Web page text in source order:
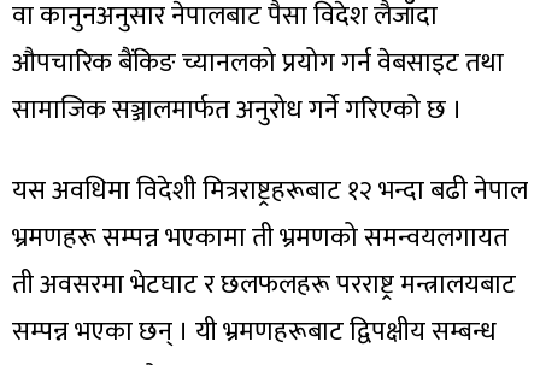
वा कानुनअनुसार नेपालबाट पैसा विदेश लैजाँदा
औपचारिक बैंकिङ च्यानलको प्रयोग गर्न वेबसाइट तथा
सामाजिक सञ्जालमार्फत अनुरोध गर्ने गरिएको छ ।
यस अवधिमा विदेशी मित्रराष्ट्रहरूबाट १२ भन्दा बढी नेपाल
भ्रमणहरू सम्पन्न भएकामा ती भ्रमणको समन्वयलगायत
ती अवसरमा भेटघाट र छलफलहरू परराष्ट्र मन्त्रालयबाट
सम्पन्न भएका छन् । यी भ्रमणहरूबाट द्विपक्षीय सम्बन्ध